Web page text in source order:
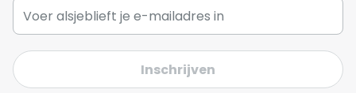
Inschrijven